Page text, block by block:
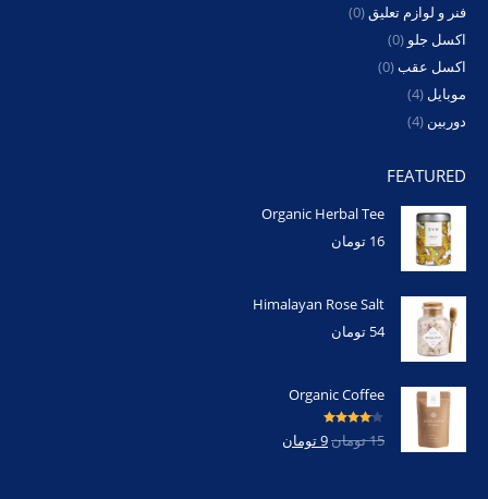
فنر و لوازم تعلیق(0)
اکسل جلو (0)
اکسل عقب(0)
موبایل (4)
دوربین (4)
FEATURED
Organic Herbal Tee
16 تومان
Himalayan Rose Salt
54 تومان
Organic Coffee
امتیاز4.00
از 5 15تومان9تومان